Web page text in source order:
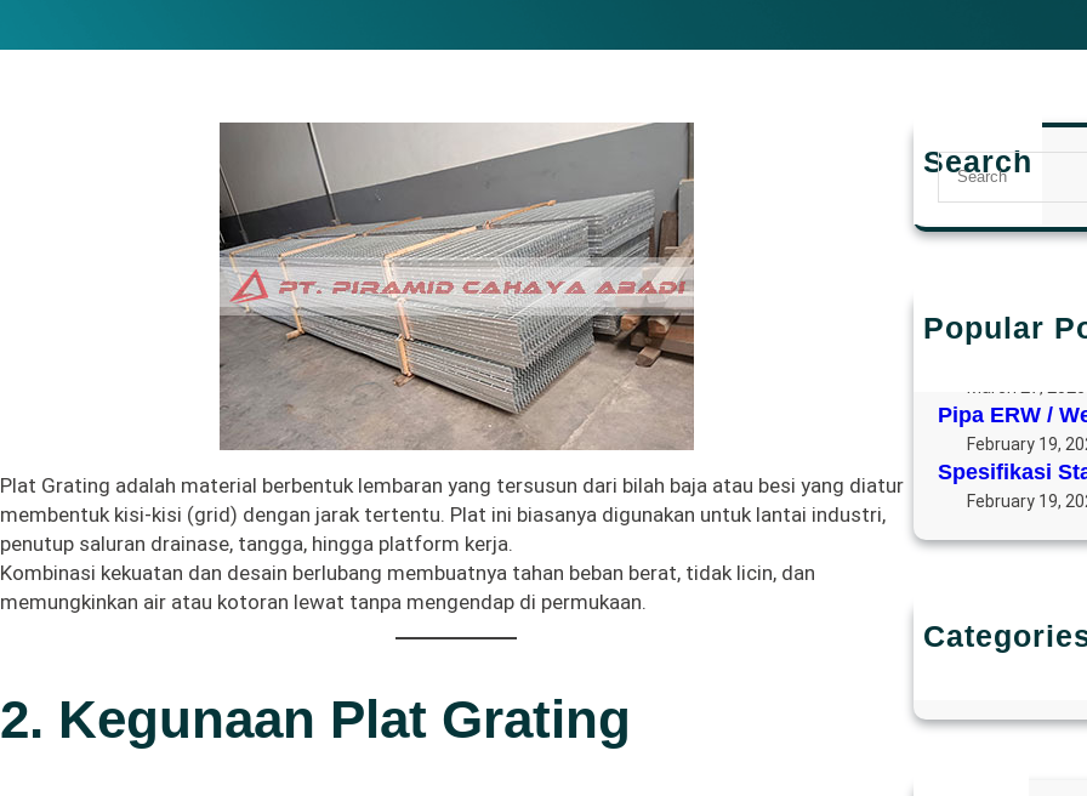
Plat Grating adalah material berbentuk lembaran yang tersusun dari bilah baja atau besi yang diatur
membentuk kisi-kisi (grid) dengan jarak tertentu. Plat ini biasanya digunakan untuk lantai industri,
penutup saluran drainase, tangga, hingga platform kerja.
Kombinasi kekuatan dan desain berlubang membuatnya tahan beban berat, tidak licin, dan
memungkinkan air atau kotoran lewat tanpa mengendap di permukaan.
2. Kegunaan Plat Grating
Search
S
a
Popular
PIPA
March 27, 2026
Pipa ERW /
February 19,
Spesifikasi
February 19,